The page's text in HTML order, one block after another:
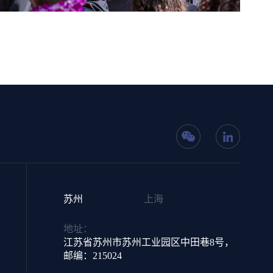
苏州 上海
地址：
江苏省苏州市苏州工业园区中田巷8号，
邮编：215024